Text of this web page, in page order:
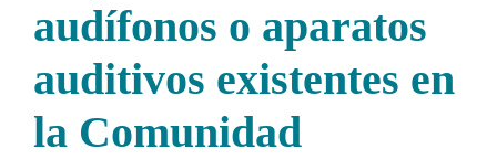
audífonos o aparatos
auditivos existentes en
la Comunidad